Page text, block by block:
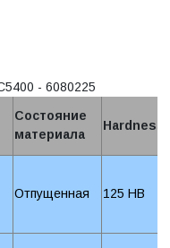
- 6080225
Состояние
материала
Hardness
Отпущенная 125 HB